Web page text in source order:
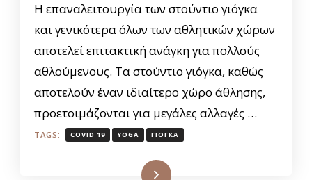
ΟΙ
ΑΛΛΑΓΈΣ
ΣΤΑ
ΓΙΌΓΚΑ
Η επαναλειτουργία των στούντιο γιόγκα
και γενικότερα όλων των αθλητικών χώρων
αποτελεί επιτακτική ανάγκη για πολλούς
αθλούμενους. Τα στούντιο γιόγκα, καθώς
αποτελούν έναν ιδιαίτερο χώρο άθλησης,
προετοιμάζονται για μεγάλες αλλαγές …
TAGS: COVID 19 YOGA ΓΙΟΓΚΑ
Διαβάστε